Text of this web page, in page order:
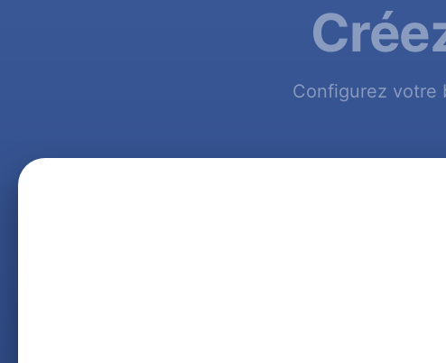
Configurez votre